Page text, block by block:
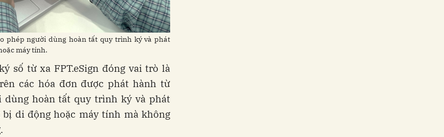
phép người dùng hoàn tất quy trình ký và phát
máy tính.
số từ xa FPT.eSign đóng vai trò là
các hóa đơn được phát hành từ
dùng hoàn tất quy trình ký và phát
di động hoặc máy tính mà không